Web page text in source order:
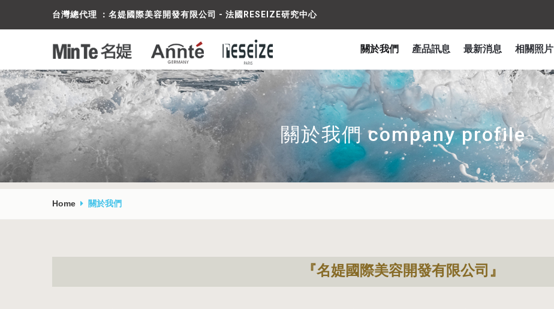
台灣總代理 ：名媞國際美容開發有限公司 - 法國RESEIZE研究中心
關於我們 產品訊息 最新消息 相關照片
關於我們 company profile
Home 關於我們
『名媞國際美容開發有限公司』